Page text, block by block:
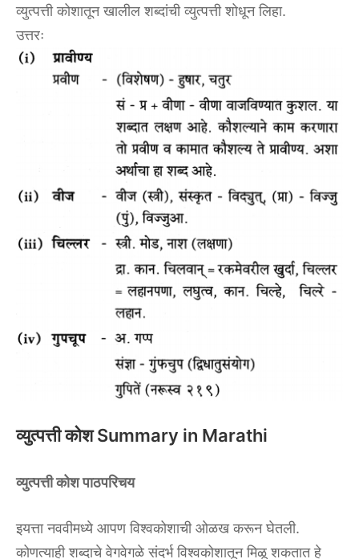
व्युत्पत्ती कोशातून खालील शब्दांची व्युत्पत्ती शोधून लिहा.
उत्तरः
व्युत्पत्ती कोश Summary in Marathi
व्युत्पत्ती कोशपाठपरिचय
इयत्ता नववीमध्ये आपण विश्वकोशाची ओळख करून घेतली.
कोणत्याही शब्दाचे वेगवेगळे संदर्भ विश्वकोशातून मिळू शकतात हे